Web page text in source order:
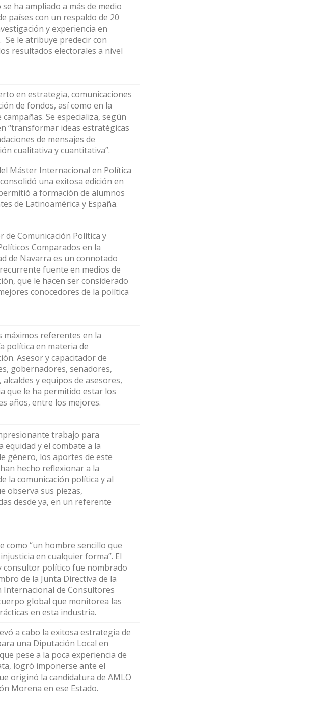
ha ampliado a más de medio
países con un respaldo de 20
y experiencia en
Se le atribuye predecir con
resultados electorales a nivel
en estrategia, comunicaciones
de fondos, así como en la
Se especializa, según
“transformar ideas estratégicas
de mensajes de
cualitativa y cuantitativa”.
Máster Internacional en Política
una exitosa edición en
a formación de alumnos
de Latinoamérica y España.
de Comunicación Política y
Comparados en la
de Navarra es un connotado
fuente en medios de
que le hacen ser considerado
conocedores de la política
máximos referentes en la
política en materia de
Asesor y capacitador de
gobernadores, senadores,
y equipos de asesores,
que le ha permitido estar los
años, entre los mejores.
trabajo para
equidad y el combate a la
género, los aportes de este
hecho reflexionar a la
la comunicación política y al
observa sus piezas,
desde ya, en un referente
como “un hombre sencillo que
en cualquier forma”. El
consultor político fue nombrado
de la Junta Directiva de la
Internacional de Consultores
global que monitorea las
en esta industria.
a cabo la exitosa estrategia de
una Diputación Local en
pese a la poca experiencia de
logró imponerse ante el
originó la candidatura de AMLO
Morena en ese Estado.